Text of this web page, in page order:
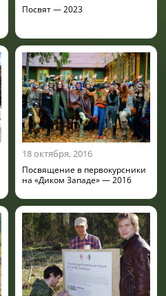
Посвят — 2023
18 октября, 2016
Посвящение в первокурсники
на «Диком Западе» — 2016